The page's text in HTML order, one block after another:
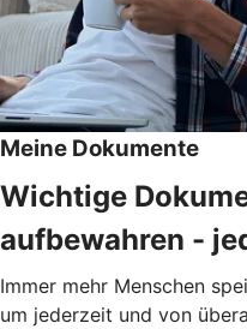
Meine Dokumente
Wichtige
aufbewahren -
Immer mehr Menschen
um jederzeit und von